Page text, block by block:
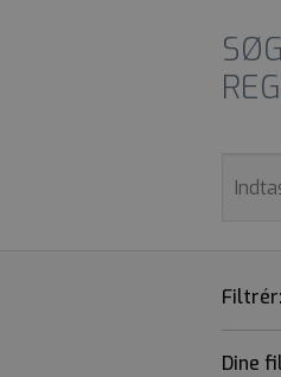
Filtrér:
Dine